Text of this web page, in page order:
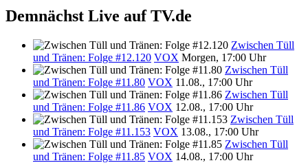
Demnächst Live auf TV.de
Zwischen Tüll
und Tränen: Folge #12.120 VOX Morgen, 17:00 Uhr
Zwischen Tüll
und Tränen: Folge #11.80 VOX 11.08., 17:00 Uhr
Zwischen Tüll
und Tränen: Folge #11.86 VOX 12.08., 17:00 Uhr
Zwischen Tüll
und Tränen: Folge #11.153 VOX 13.08., 17:00 Uhr
Zwischen Tüll
und Tränen: Folge #11.85 VOX 14.08., 17:00 Uhr